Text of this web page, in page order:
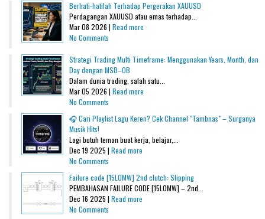
Berhati-hatilah Terhadap Pergerakan XAUUSD
Perdagangan XAUUSD atau emas terhadap...
Mar 08 2026 | Read more
No Comments
Strategi Trading Multi Timeframe: Menggunakan Years, Month, dan
Day dengan MSB–OB
Dalam dunia trading, salah satu...
Mar 05 2026 | Read more
No Comments
🎧 Cari Playlist Lagu Keren? Cek Channel "Tambnas" – Surganya
Musik Hits!
Lagi butuh teman buat kerja, belajar,...
Dec 19 2025 | Read more
No Comments
Failure code [15L0MW] 2nd clutch: Slipping
PEMBAHASAN FAILURE CODE [15L0MW] – 2nd...
Dec 16 2025 | Read more
No Comments